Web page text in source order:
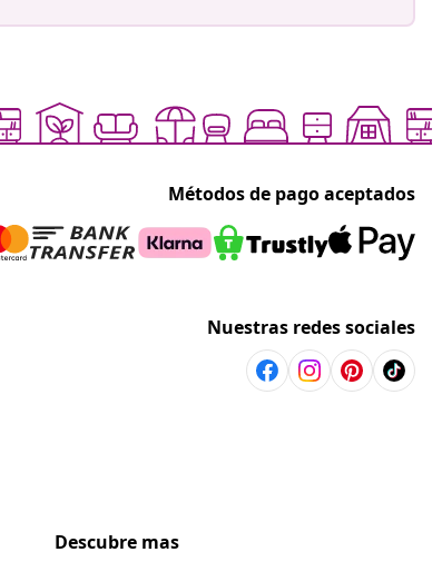
Métodos de pago aceptados
Nuestras redes sociales
Descubre mas